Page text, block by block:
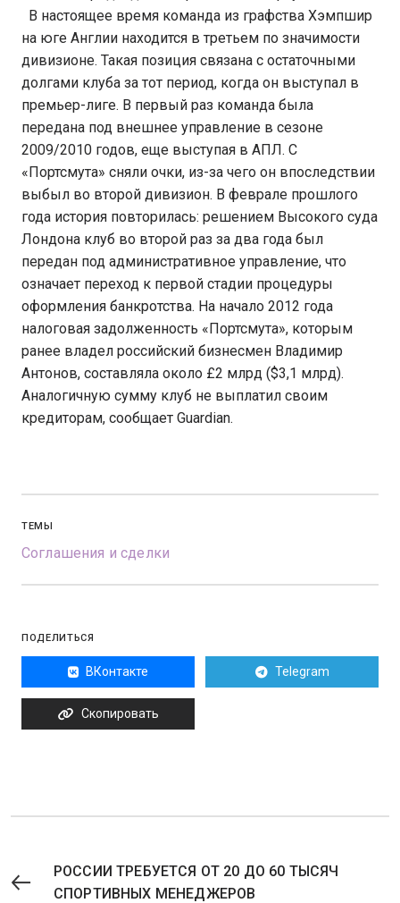
В настоящее время команда из графства Хэмпшир
на юге Англии находится в третьем по значимости
дивизионе. Такая позиция связана с остаточными
долгами клуба за тот период, когда он выступал в
премьер-лиге. В первый раз команда была
передана под внешнее управление в сезоне
2009/2010 годов, еще выступая в АПЛ. С
«Портсмута» сняли очки, из-за чего он впоследствии
выбыл во второй дивизион. В феврале прошлого
года история повторилась: решением Высокого суда
Лондона клуб во второй раз за два года был
передан под административное управление, что
означает переход к первой стадии процедуры
оформления банкротства. На начало 2012 года
налоговая задолженность «Портсмута», которым
ранее владел российский бизнесмен Владимир
Антонов, составляла около £2 млрд ($3,1 млрд).
Аналогичную сумму клуб не выплатил своим
кредиторам, сообщает Guardian.
ТЕМЫ
Соглашения и сделки
ПОДЕЛИТЬСЯ
ВКонтакте Telegram
Скопировать
РОССИИ ТРЕБУЕТСЯ ОТ 20 ДО 60 ТЫСЯЧ
СПОРТИВНЫХ МЕНЕДЖЕРОВ